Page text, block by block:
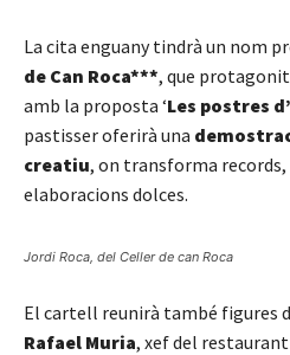
La cita enguany tindrà un nom
de Can Roca***, que
amb la proposta ‘Les postres
pastisser oferirà una
creatiu, on transforma
elaboracions dolces.
Jordi Roca, del Celler de can Roca
El cartell reunirà també figures
Rafael Muria, xef del restaurant